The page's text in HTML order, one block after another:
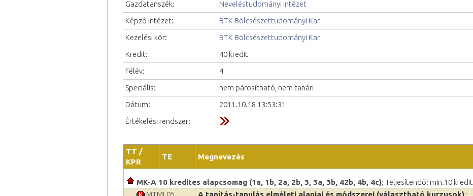
Gazdatanszék:
Neveléstudományi Intézet
Képző intézet:
BTK Bölcsészettudományi Kar
Kezelési kör:
BTK Bölcsészettudományi Kar
Kredit:
40 kredit
Félév:
4
Speciális:
nem párosítható, nem tanári
Dátum:
2011.10.18 13:53:31
Értékelési rendszer:
TT /
KPR
TE Megnevezés
MK-A 10 kredites alapcsomag (1a, 1b, 2a, 2b, 3, 3a, 3b, 42b, 4b, 4c); Teljesítendő: min.10 kredit
MTML05
A tanítás-tanulás elméleti alapjai és módszerei (választható kurzusok);